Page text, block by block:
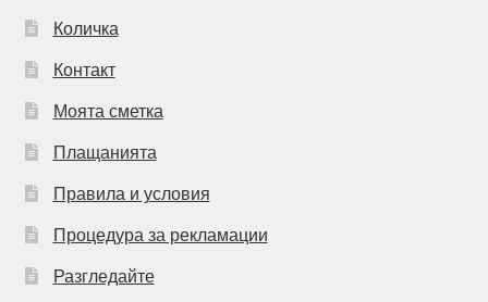
Количка
Контакт
Моята сметка
Плащанията
Правила и условия
Процедура за рекламации
Разгледайте